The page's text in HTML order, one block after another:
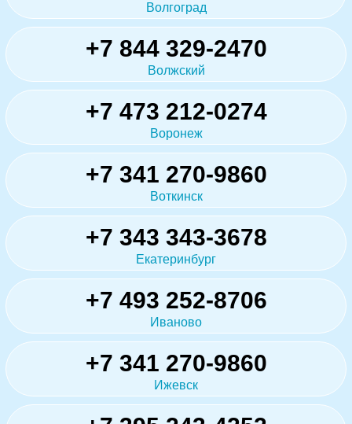
Волгоград
+7 844 329-2470
Волжский
+7 473 212-0274
Воронеж
+7 341 270-9860
Воткинск
+7 343 343-3678
Екатеринбург
+7 493 252-8706
Иваново
+7 341 270-9860
Ижевск